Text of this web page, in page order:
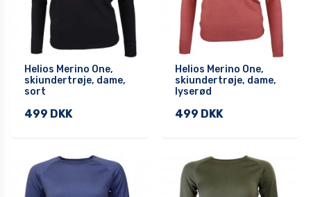
Helios Merino One,
skiundertrøje, dame,
sort
499 DKK
Helios Merino One,
skiundertrøje, dame,
lyserød
499 DKK